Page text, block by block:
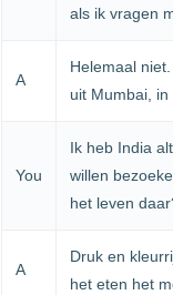
als ik vragen
A
Helemaal
uit Mumbai, in
You
Ik heb India
willen
het leven
A
Druk en
het eten het